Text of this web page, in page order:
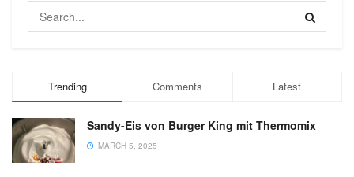
Trending Comments Latest
Sandy-Eis von Burger King mit Thermomix
MARCH 5, 2025